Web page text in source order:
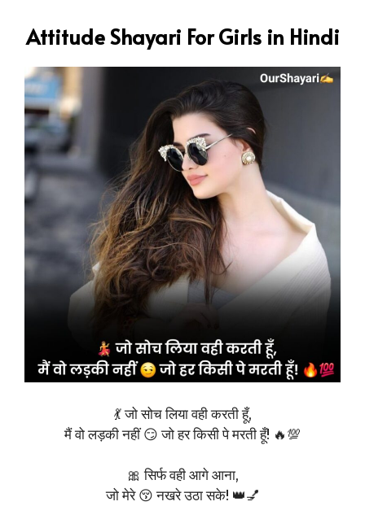
Attitude Shayari For Girls in Hindi
💃 जो सोच लिया वही करती हूँ,
मैं वो लड़की नहीं 😏 जो हर किसी पे मरती हूँ! 🔥💯
🎀 सिर्फ वही आगे आना,
जो मेरे 😚 नखरे उठा सके! 👑💅